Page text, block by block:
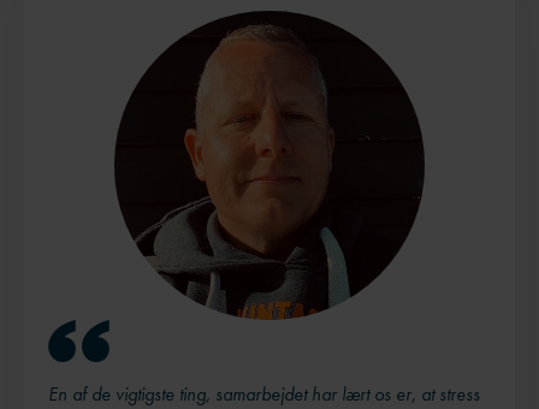
En af de vigtigste ting, samarbejdet har lært os er, at stress